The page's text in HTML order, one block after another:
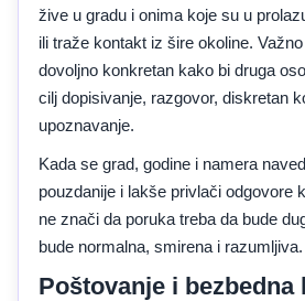
žive u gradu i onima koje su u
ili traže kontakt iz šire okoline.
dovoljno konkretan kako bi druga
cilj dopisivanje, razgovor, diskretan
upoznavanje.
Kada se grad, godine i namera
pouzdanije i lakše privlači odgovore
ne znači da poruka treba da bude
bude normalna, smirena i razumljiva.
Poštovanje i